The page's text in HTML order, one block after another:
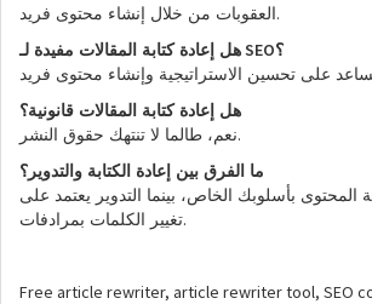
العقوبات من خلال إنشاء محتوى فريد.
هل إعادة كتابة المقالات مفيدة لـSEO؟
على تحسين الاستراتيجية وإنشاء محتوى فريد
هل إعادة كتابة المقالات قانونية؟
نعم، طالما لا تنتهك حقوق النشر.
ما الفرق بين إعادة الكتابة والتدوير؟
المحتوى بأسلوبك الخاص، بينما التدوير يعتمد على
تغيير الكلمات بمرادفات.
Free article rewriter, article rewriter tool, SEO